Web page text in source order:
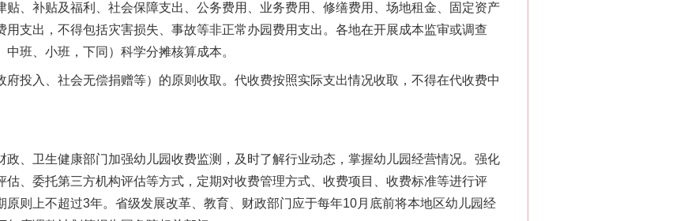
贴、补贴及福利、社会保障支出、公务费用、业务费用、修缮费用、场地租金、固定资产
支出，不得包括灾害损失、事故等非正常办园费用支出。各地在开展成本监审或调查
班、小班，下同）科学分摊核算成本。
入、社会无偿捐赠等）的原则收取。代收费按照实际支出情况收取，不得在代收费中
卫生健康部门加强幼儿园收费监测，及时了解行业动态，掌握幼儿园经营情况。强化
、委托第三方机构评估等方式，定期对收费管理方式、收费项目、收费标准等进行评
则上不超过3年。省级发展改革、教育、财政部门应于每年10月底前将本地区幼儿园经